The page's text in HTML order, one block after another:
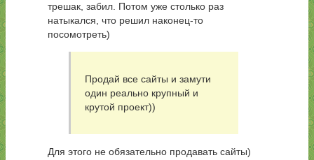
трешак, забил. Потом уже столько раз
натыкался, что решил наконец-то
посомотреть)
Продай все сайты и замути
один реально крупный и
крутой проект))
Для этого не обязательно продавать сайты)